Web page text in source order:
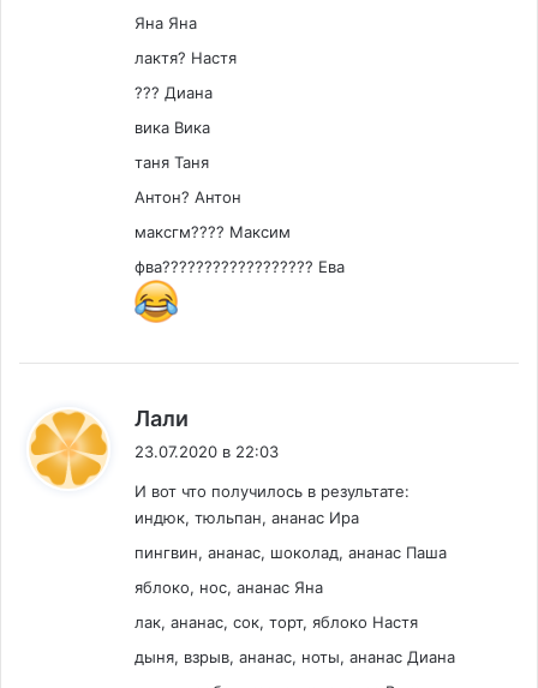
Яна Яна
лактя? Настя
??? Диана
вика Вика
таня Таня
Антон? Антон
максгм???? Максим
фва?????????????????? Ева
Лали
23.07.2020 в 22:03
И вот что получилось в результате:
индюк, тюльпан, ананас Ира
пингвин, ананас, шоколад, ананас Паша
яблоко, нос, ананас Яна
лак, ананас, сок, торт, яблоко Настя
дыня, взрыв, ананас, ноты, ананас Диана